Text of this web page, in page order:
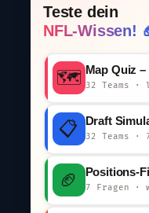
Teste dein
NFL-Wissen!
🗺️ Map Quiz
📋 Draft
🏈 Positions-